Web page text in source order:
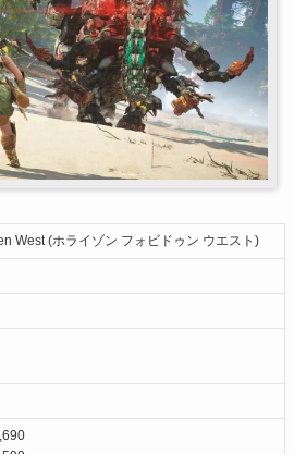
West (ホライゾン フォビドゥン ウエスト)